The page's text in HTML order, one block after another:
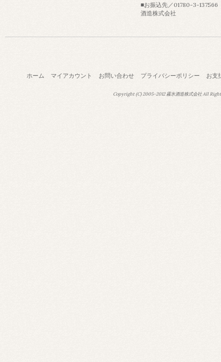
■お振込先／01780-3-
酒造株式会社
ホーム マイアカウント お問い合わせ プライバシーポリシー お支
Copyright (C) 2005-2012 霧氷酒造株式会社 All